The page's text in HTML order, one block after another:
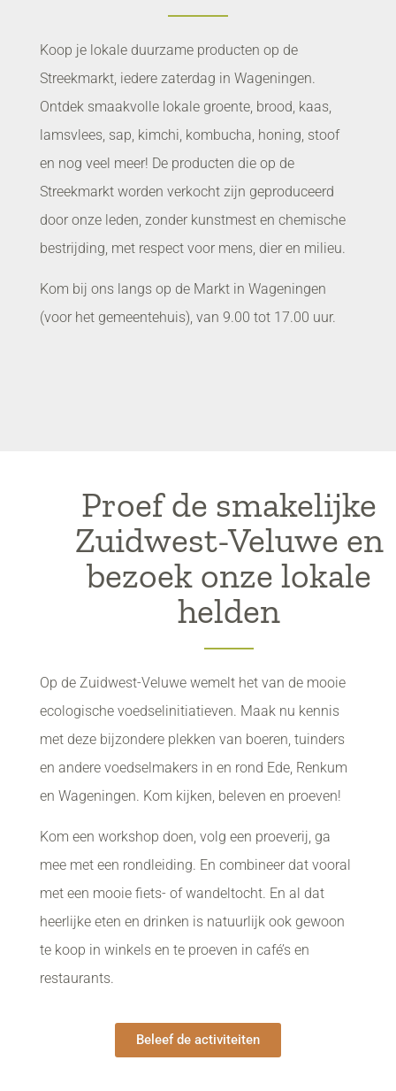
Koop je lokale duurzame producten op de
Streekmarkt, iedere zaterdag in Wageningen.
Ontdek smaakvolle lokale groente, brood, kaas,
lamsvlees, sap, kimchi, kombucha, honing, stoof
en nog veel meer! De producten die op de
Streekmarkt worden verkocht zijn geproduceerd
door onze leden, zonder kunstmest en chemische
bestrijding, met respect voor mens, dier en milieu.
Kom bij ons langs op de Markt in Wageningen
(voor het gemeentehuis), van 9.00 tot 17.00 uur.
Proef de smakelijke
Zuidwest-Veluwe en
bezoek onze lokale
helden
Op de Zuidwest-Veluwe wemelt het van de mooie
ecologische voedselinitiatieven. Maak nu kennis
met deze bijzondere plekken van boeren, tuinders
en andere voedselmakers in en rond Ede, Renkum
en Wageningen. Kom kijken, beleven en proeven!
Kom een workshop doen, volg een proeverij, ga
mee met een rondleiding. En combineer dat vooral
met een mooie fiets- of wandeltocht. En al dat
heerlijke eten en drinken is natuurlijk ook gewoon
te koop in winkels en te proeven in café’s en
restaurants.
Beleef de activiteiten